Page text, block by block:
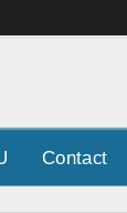
Contact